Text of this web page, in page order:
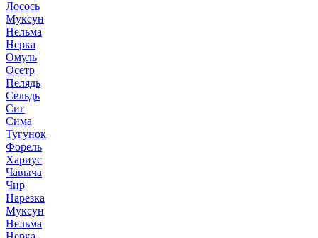
Лосось
Муксун
Нельма
Нерка
Омуль
Осетр
Пелядь
Сельдь
Сиг
Сима
Тугунок
Форель
Хариус
Чавыча
Чир
Нарезка
Муксун
Нельма